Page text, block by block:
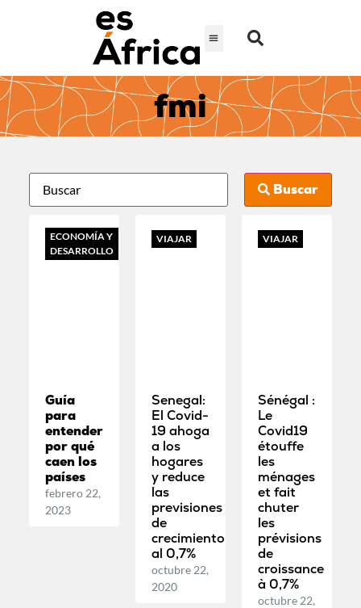
fmi
Buscar
ECONOMÍA Y
DESARROLLO
Guía
para
entender
por qué
caen los
países
febrero 22,
2023
VIAJAR
Senegal:
El Covid-
19 ahoga
a los
hogares
y reduce
las
previsiones
de
crecimiento
al 0,7%
octubre 22,
2020
VIAJAR
Sénégal :
Le
Covid19
étouffe
les
ménages
et fait
chuter
les
prévisions
de
croissance
à 0,7%
octubre 22,